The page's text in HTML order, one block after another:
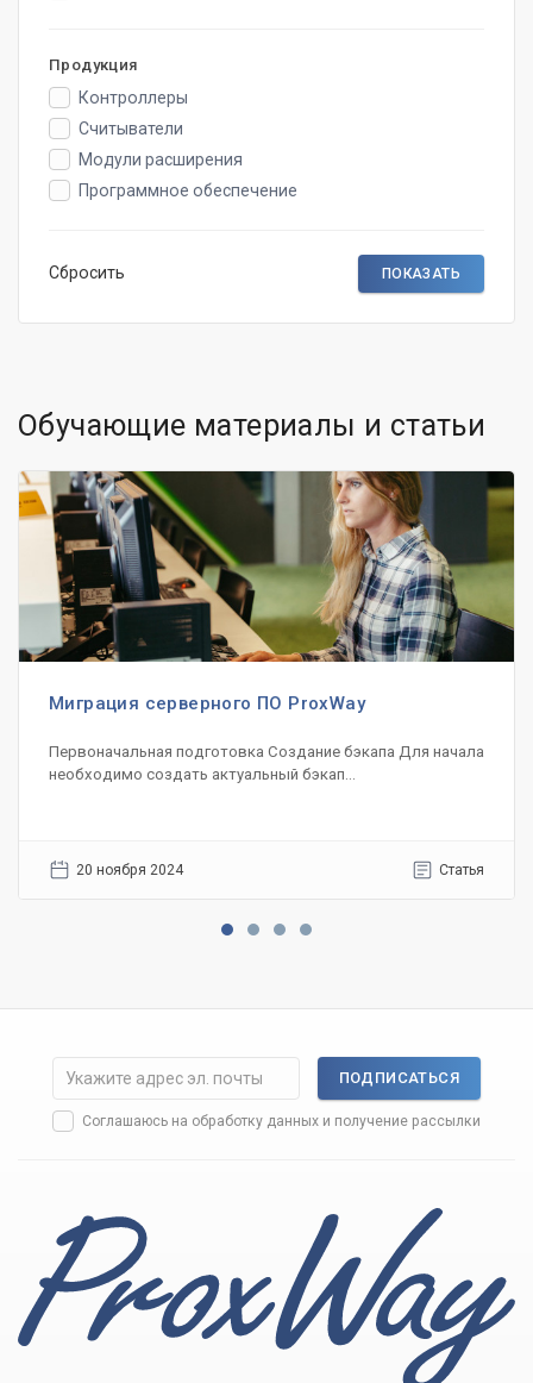
Продукция
Контроллеры
Считыватели
Модули расширения
Программное обеспечение
Сбросить
Обучающие материалы и статьи
Миграция серверного ПО ProxWay
Первоначальная подготовка Создание бэкапа Для начала
необходимо создать актуальный бэкап...
20 ноября 2024 Статья
ПОДПИСАТЬСЯ
Соглашаюсь на обработку данных и получение рассылки